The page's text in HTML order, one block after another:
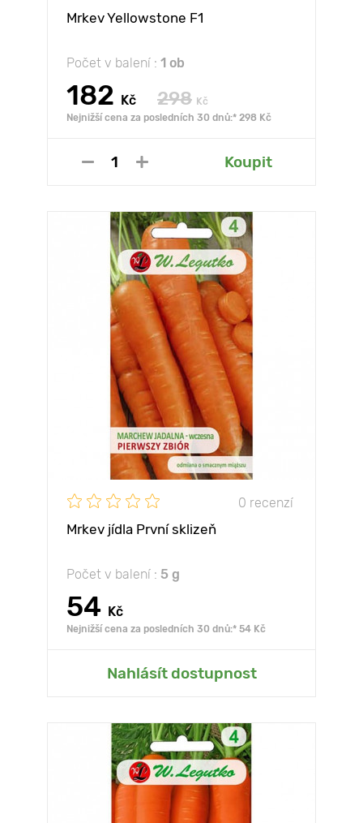
Mrkev Yellowstone F1
Počet v balení : 1 ob
182 Kč 298 Kč
Nejnižší cena za posledních 30 dnů:* 298 Kč
Koupit
0 recenzí
Mrkev jídla První sklizeň
Počet v balení : 5 g
54 Kč
Nejnižší cena za posledních 30 dnů:* 54 Kč
Nahlásít dostupnost